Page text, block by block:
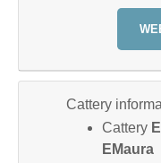
Cattery
Cattery
EMaura